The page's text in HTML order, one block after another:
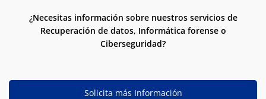
¿Necesitas información sobre nuestros servicios de
Recuperación de datos, Informática forense o
Ciberseguridad?
Solicita más Información